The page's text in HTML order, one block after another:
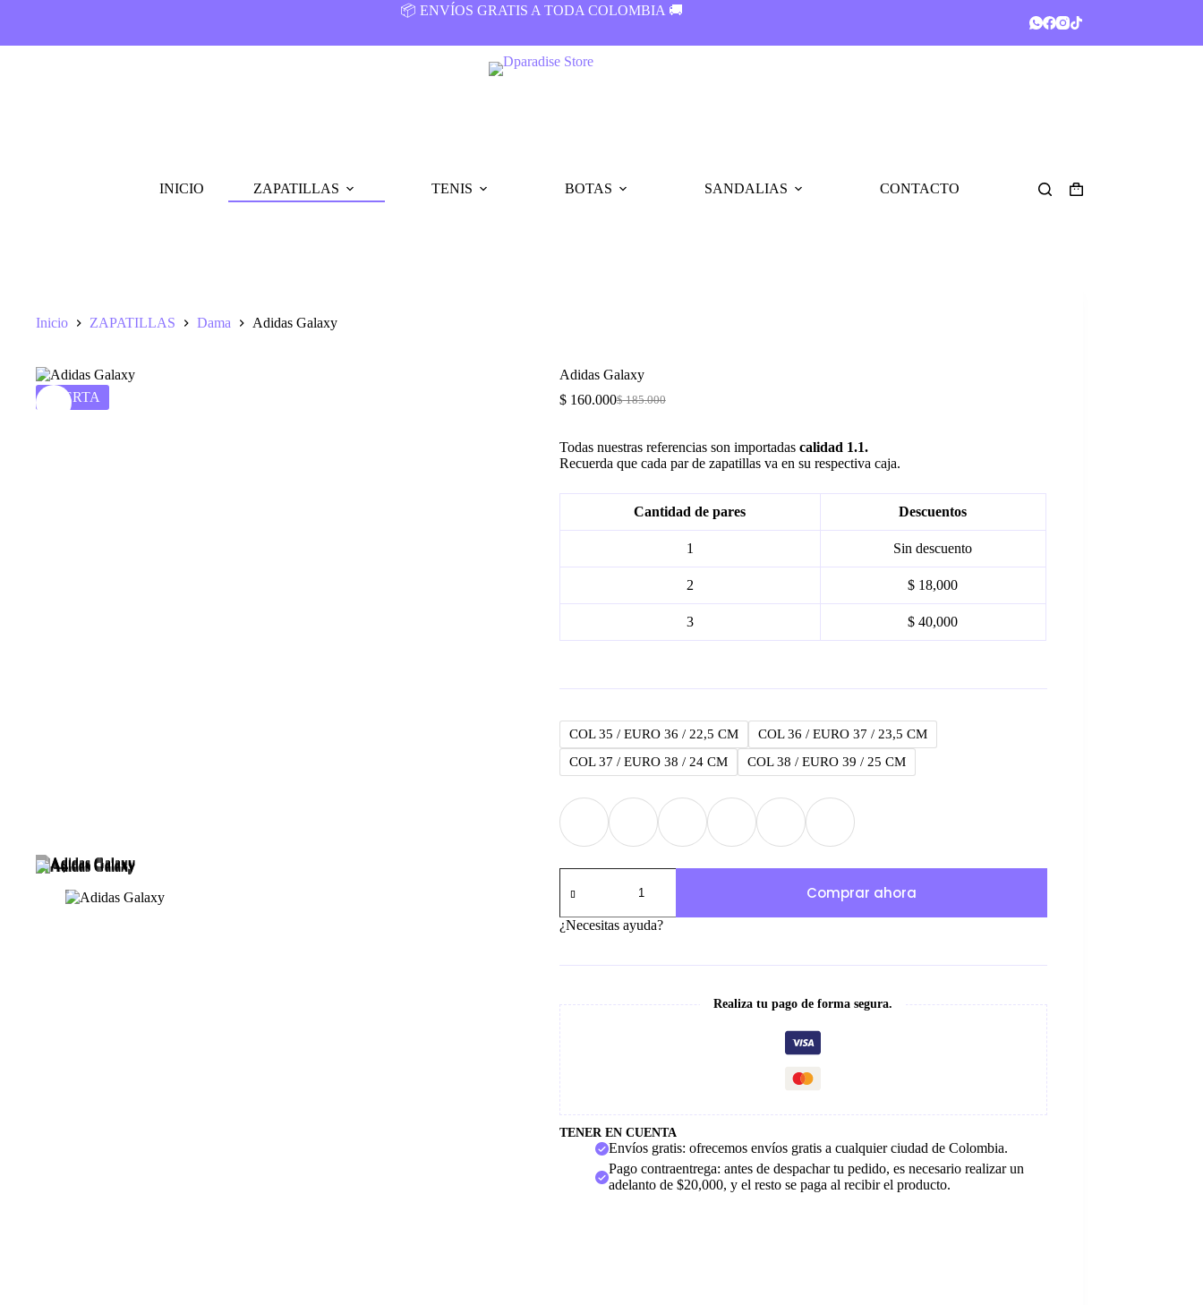
📦 ENVÍOS GRATIS A TODA COLOMBIA 🚚
INICIO ZAPATILLAS TENIS BOTAS SANDALIAS CONTACTO
Shopping
Inicio ZAPATILLAS Dama Adidas Galaxy
OFERTA
Adidas Galaxy
$185.000
Original
$ 185.000.
$160.000Current
$ 160.000.
Todas nuestras referencias son importadas calidad 1.1.
Recuerda que cada par de zapatillas va en su respectiva caja.
Cantidad de pares Descuentos
1 Sin descuento
2 $ 18,000
3 $ 40,000
COL 35 / EURO 36 / 22,5 CM
COL 36 / EURO 37 / 23,5 CM
COL 37 / EURO 38 / 24 CM
COL 38 / EURO 39 / 25 CM
Galaxy
Comprar ahora
¿Necesitas ayuda?
Realiza tu pago de forma segura.
TENER EN CUENTA
Envíos gratis: ofrecemos envíos gratis a cualquier ciudad de Colombia.
Pago contraentrega: antes de despachar tu pedido, es necesario realizar un
adelanto de $20,000, y el resto se paga al recibir el producto.